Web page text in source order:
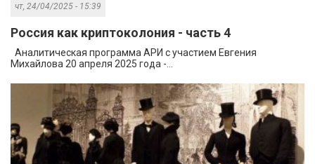
чт, 24/04/2025 - 15:39
Россия как криптоколония - часть 4
Аналитическая программа АРИ с участием Евгения
Михайлова 20 апреля 2025 года -...